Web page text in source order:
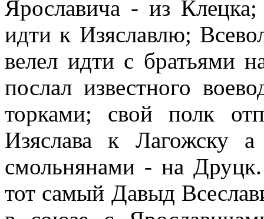
Ярославича - из
идти к Изяславлю;
велел идти с братьями
послал известного
торками; свой полк
Изяслава к Лагожску
смольнянами - на
тот самый Давыд